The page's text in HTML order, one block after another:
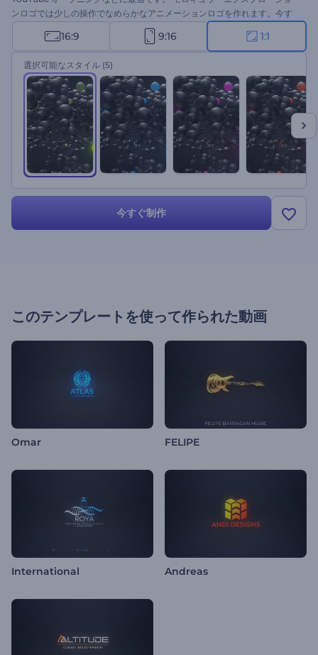
ンロゴでは少しの操作でなめらかなアニメーションロゴを作れます。今す
16:9 9:16 1:1
選択可能なスタイル (5)
今すぐ制作
このテンプレートを使って作られた動画
Omar FELIPE
International Andreas